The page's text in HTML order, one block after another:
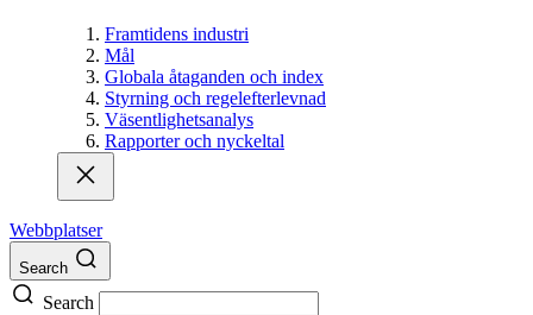
Framtidens industri
Mål
Globala åtaganden och index
Styrning och regelefterlevnad
Väsentlighetsanalys
Rapporter och nyckeltal
Webbplatser
Search
Search